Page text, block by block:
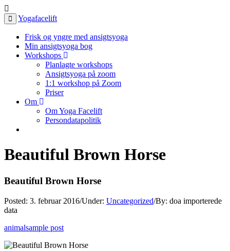
Yogafacelift
Frisk og yngre med ansigtsyoga
Min ansigtsyoga bog
Workshops
Planlagte workshops
Ansigtsyoga på zoom
1:1 workshop på Zoom
Priser
Om
Om Yoga Facelift
Persondatapolitik
Beautiful Brown Horse
Beautiful Brown Horse
Posted: 3. februar 2016/Under: Uncategorized/By: doa importerede
data
animalsample post